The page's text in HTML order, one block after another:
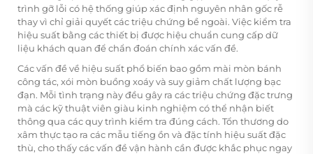
trình gỡ lỗi có hệ thống giúp xác định nguyên nhân gốc rễ
thay vì chỉ giải quyết các triệu chứng bề ngoài. Việc kiểm tra
hiệu suất bằng các thiết bị được hiệu chuẩn cung cấp dữ
liệu khách quan để chẩn đoán chính xác vấn đề.
Các vấn đề về hiệu suất phổ biến bao gồm mài mòn bánh
công tác, xói mòn buồng xoáy và suy giảm chất lượng bạc
đạn. Mỗi tình trạng này đều gây ra các triệu chứng đặc trưng
mà các kỹ thuật viên giàu kinh nghiệm có thể nhận biết
thông qua các quy trình kiểm tra đúng cách. Tổn thương do
xâm thực tạo ra các mẫu tiếng ồn và đặc tính hiệu suất đặc
thù, cho thấy các vấn đề vận hành cần được khắc phục ngay